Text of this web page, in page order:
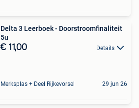
Delta 3 Leerboek - Doorstroomfinaliteit
5u
€ 11,00 Details
Merksplas + Deel Rijkevorsel 29 jun 26